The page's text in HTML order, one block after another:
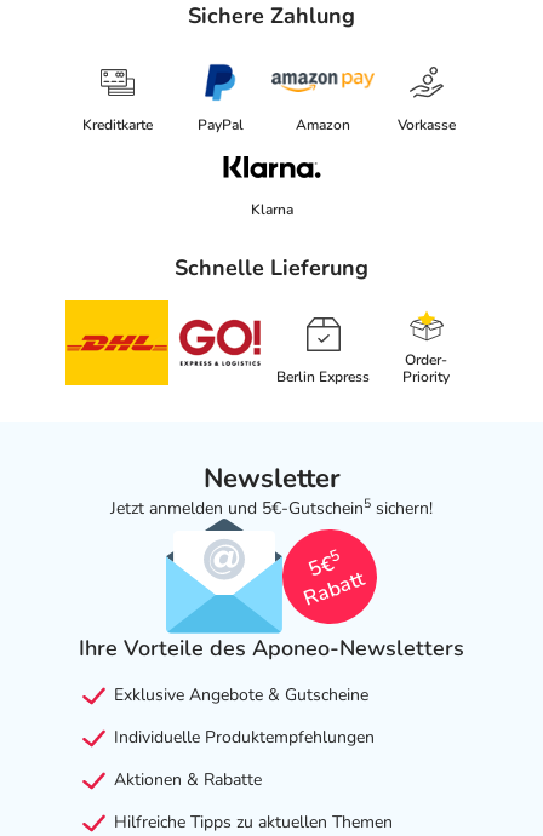
Sichere Zahlung
Kreditkarte PayPal Amazon Vorkasse
Klarna
Schnelle Lieferung
Berlin Express
Order-
Priority
Newsletter
Jetzt anmelden und 5€-Gutschein5 sichern!
5€
5
Rabatt
Ihre Vorteile des Aponeo-Newsletters
Exklusive Angebote & Gutscheine
Individuelle Produktempfehlungen
Aktionen & Rabatte
Hilfreiche Tipps zu aktuellen Themen